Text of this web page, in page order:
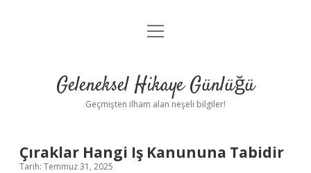
Anasayfa
Yasal Uyarı
menüyü
Geleneksel Hikaye Günlüğü
Geçmişten ilham alan neşeli bilgiler!
Çıraklar Hangi Iş Kanununa Tabidir
Tarih: Temmuz 31, 2025